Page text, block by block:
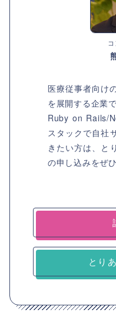
医療従事者向け
を展開する企業で
Ruby on Rails/
スタックで自社
きたい方は、と
の申し込みをぜ
とり